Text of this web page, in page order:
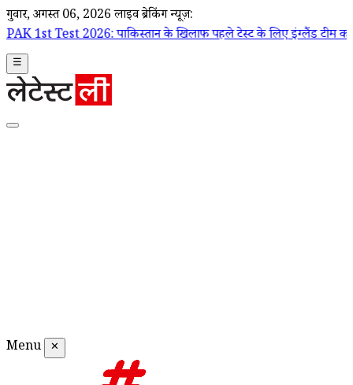
गुरूवार, अगस्त 06, 2026 लाइव ब्रेकिंग न्यूज़:
पाकिस्तान के खिलाफ पहले टेस्ट के लिए इंग्लैंड टीम का ऐलान, जो रूट
☰
Menu ✕